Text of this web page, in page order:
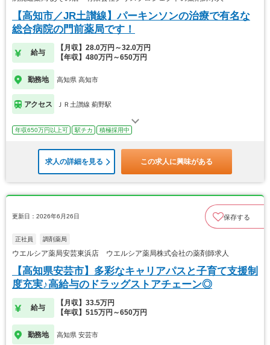
【高知市／JR土讃線】パーキンソンの治療で有名な
総合病院の門前薬局です！
給与
【月収】28.0万円～32.0万円
【年収】480万円～650万円
勤務地 高知県 高知市
アクセス ＪＲ土讃線 薊野駅
年収650万円以上可 駅チカ 積極採用中
求人の詳細を見る この求人に興味がある
更新日：2026年6月26日 保存する
正社員 調剤薬局
ウエルシア薬局安芸東浜店 ウエルシア薬局株式会社の薬剤師求人
【高知県安芸市】多彩なキャリアパスと子育て支援制
度充実♪高給与のドラッグストアチェーン◎
給与
【月収】33.5万円
【年収】515万円～650万円
勤務地 高知県 安芸市